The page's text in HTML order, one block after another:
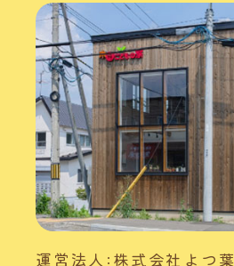
運営法人:株式会社よつ葉